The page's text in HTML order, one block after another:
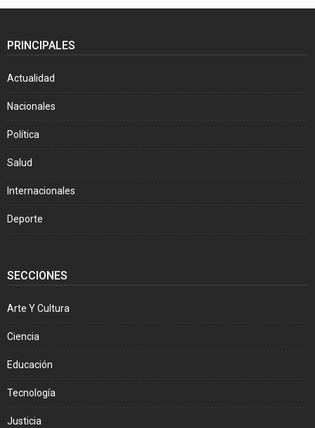
PRINCIPALES
Actualidad
Nacionales
Política
Salud
Internacionales
Deporte
SECCIONES
Arte Y Cultura
Ciencia
Educación
Tecnología
Justicia